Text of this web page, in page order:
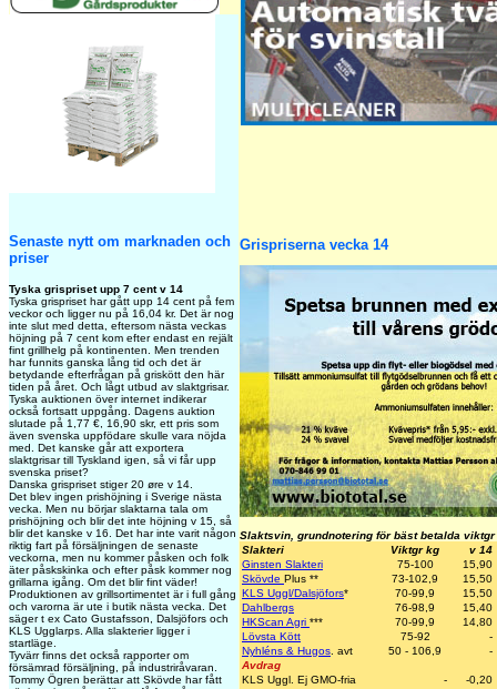
Senaste nytt om marknaden och
priser
Tyska grispriset upp 7 cent v 14
Tyska grispriset har gått upp 14 cent på fem
veckor och ligger nu på 16,04 kr. Det är nog
inte slut med detta, eftersom nästa veckas
höjning på 7 cent kom efter endast en rejält
fint grillhelg på kontinenten. Men trenden
har funnits ganska lång tid och det är
betydande efterfrågan på griskött den här
tiden på året. Och lågt utbud av slaktgrisar.
Tyska auktionen över internet indikerar
också fortsatt uppgång. Dagens auktion
slutade på 1,77 €, 16,90 skr, ett pris som
även svenska uppfödare skulle vara nöjda
med. Det kanske går att exportera
slaktgrisar till Tyskland igen, så vi får upp
svenska priset?
Danska grispriset stiger 20 øre v 14.
Det blev ingen prishöjning i Sverige nästa
vecka. Men nu börjar slaktarna tala om
prishöjning och blir det inte höjning v 15, så
blir det kanske v 16. Det har inte varit någon
riktig fart på försäljningen de senaste
veckorna, men nu kommer påsken och folk
äter påskskinka och efter påsk kommer nog
grillarna igång. Om det blir fint väder!
Produktionen av grillsortimentet är i full gång
och varorna är ute i butik nästa vecka. Det
säger t ex Cato Gustafsson, Dalsjöfors och
KLS Ugglarps. Alla slakterier ligger i
startläge.
Tyvärr finns det också rapporter om
försämrad försäljning, på industriråvaran.
Tommy Ögren berättar att Skövde har fått
Grispriserna vecka 14
Slaktsvin, grundnotering för bäst betalda viktgr
Slakteri
Viktgr kg
v 14
Ginsten Slakteri
75-100
15,90
Skövde Plus ** 73-102,9
15,50
KLS Uggl/Dalsjöfors* 70-99,9
15,50
Dahlbergs
76-98,9
15,40
HKScan Agri *** 70-99,9
14,80
Lövsta Kött
75-92
-
Nyhléns & Hugos . avt 50 - 106,9
-
Avdrag
KLS Uggl. Ej GMO-fria
-
-0,20